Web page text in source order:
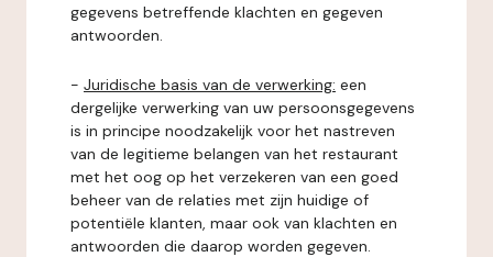
gegevens betreffende klachten en gegeven
antwoorden.
- Juridische basis van de verwerking: een
dergelijke verwerking van uw persoonsgegevens
is in principe noodzakelijk voor het nastreven
van de legitieme belangen van het restaurant
met het oog op het verzekeren van een goed
beheer van de relaties met zijn huidige of
potentiële klanten, maar ook van klachten en
antwoorden die daarop worden gegeven.